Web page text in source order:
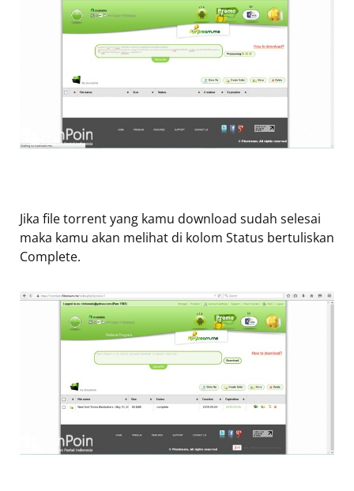
Jika file torrent yang kamu download sudah selesai
maka kamu akan melihat di kolom Status bertuliskan
Complete.